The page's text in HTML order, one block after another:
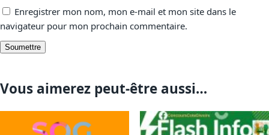
Enregistrer mon nom, mon e-mail et mon site dans le
navigateur pour mon prochain commentaire.
Vous aimerez peut-être aussi…